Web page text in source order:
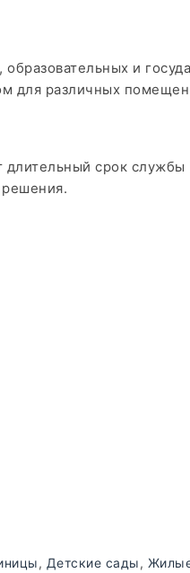
и
для различных
срок службы
решения.
, Детские сады,